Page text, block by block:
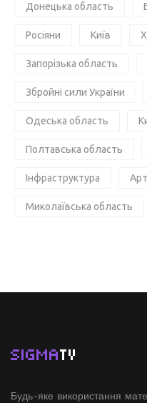
Донецька область
Росіяни Київ
Запорізька область
Збройні сили України
Одеська область
Полтавська область
Інфраструктура
Миколаївська область
SIGMATV
Будь-яке використання